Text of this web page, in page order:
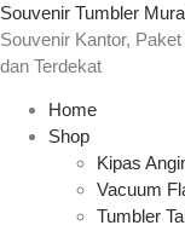
Souvenir Tumbler
Souvenir Kantor,
dan Terdekat
Home
Shop
Kipas
Vacuum
Tumbler